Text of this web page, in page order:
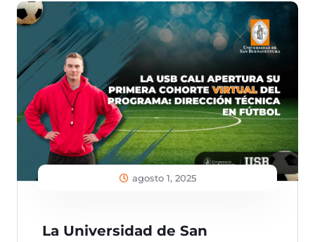
agosto 1, 2025
La Universidad de San